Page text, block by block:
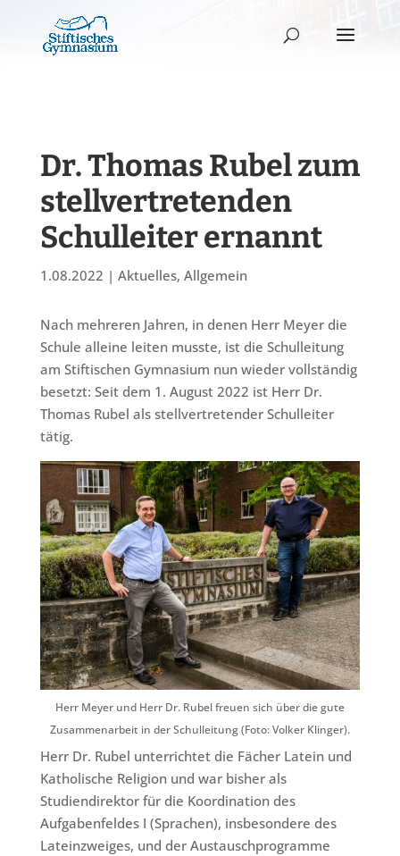
Dr. Thomas Rubel zum
stellvertretenden
Schulleiter ernannt
1.08.2022 | Aktuelles, Allgemein
Nach mehreren Jahren, in denen Herr Meyer die
Schule alleine leiten musste, ist die Schulleitung
am Stiftischen Gymnasium nun wieder vollständig
besetzt: Seit dem 1. August 2022 ist Herr Dr.
Thomas Rubel als stellvertretender Schulleiter
tätig.
Herr Meyer und Herr Dr. Rubel freuen sich über die gute
Zusammenarbeit in der Schulleitung (Foto: Volker Klinger).
Herr Dr. Rubel unterrichtet die Fächer Latein und
Katholische Religion und war bisher als
Studiendirektor für die Koordination des
Aufgabenfeldes I (Sprachen), insbesondere des
Lateinzweiges, und der Austauschprogramme